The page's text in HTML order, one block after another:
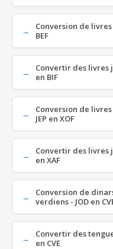
Conversion de livres
BEF
Convertir des livres
en BIF
Conversion de livres
JEP en XOF
Convertir des livres
en XAF
Conversion de
verdiens - JOD en
Convertir des
en CVE